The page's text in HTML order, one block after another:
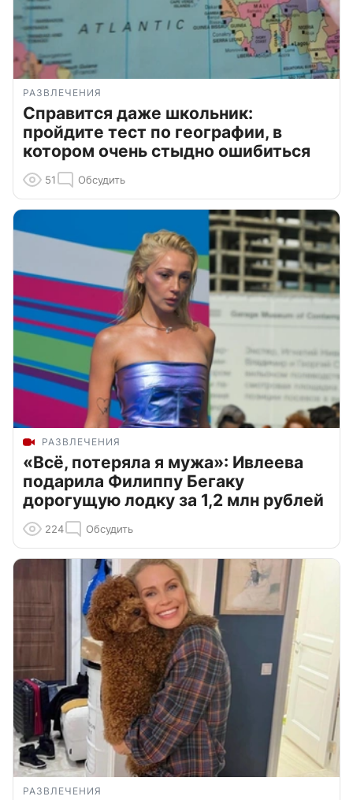
РАЗВЛЕЧЕНИЯ
Справится даже школьник:
пройдите тест по географии, в
котором очень стыдно ошибиться
51 Обсудить
РАЗВЛЕЧЕНИЯ
«Всё, потеряла я мужа»: Ивлеева
подарила Филиппу Бегаку
дорогущую лодку за 1,2 млн рублей
224 Обсудить
РАЗВЛЕЧЕНИЯ